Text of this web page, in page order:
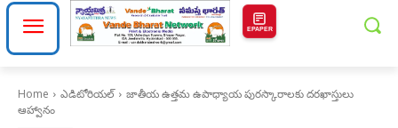
EPAPER
Home ఎడిటోరియల్
జాతీయ ఉత్తమ ఉపాధ్యాయ పురస్కారాలకు దరఖాస్తులు
ఆహ్వానం